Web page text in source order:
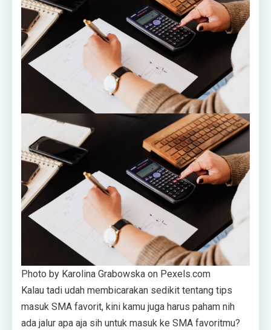
Photo by Karolina Grabowska on Pexels.com
Kalau tadi udah membicarakan sedikit tentang tips
masuk SMA favorit, kini kamu juga harus paham nih
ada jalur apa aja sih untuk masuk ke SMA favoritmu?